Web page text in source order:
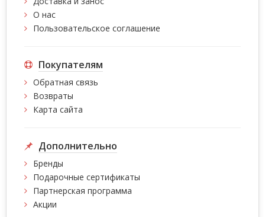
О нас
Пользовательское соглашение
Покупателям
Обратная связь
Возвраты
Карта сайта
Дополнительно
Бренды
Подарочные сертификаты
Партнерская программа
Акции